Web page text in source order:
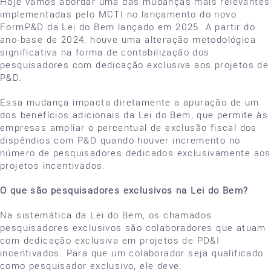
implementadas pelo MCTI no lançamento do novo
FormP&D da Lei do Bem lançado em 2025. A partir do
ano-base de 2024, houve uma alteração metodológica
significativa na forma de contabilização dos
pesquisadores com dedicação exclusiva aos projetos de
P&D.
Essa mudança impacta diretamente a apuração de um
dos benefícios adicionais da Lei do Bem, que permite às
empresas ampliar o percentual de exclusão fiscal dos
dispêndios com P&D quando houver incremento no
número de pesquisadores dedicados exclusivamente aos
projetos incentivados.
O que são pesquisadores exclusivos na Lei do Bem?
Na sistemática da Lei do Bem, os chamados
pesquisadores exclusivos são colaboradores que atuam
com dedicação exclusiva em projetos de PD&I
incentivados. Para que um colaborador seja qualificado
como pesquisador exclusivo, ele deve: